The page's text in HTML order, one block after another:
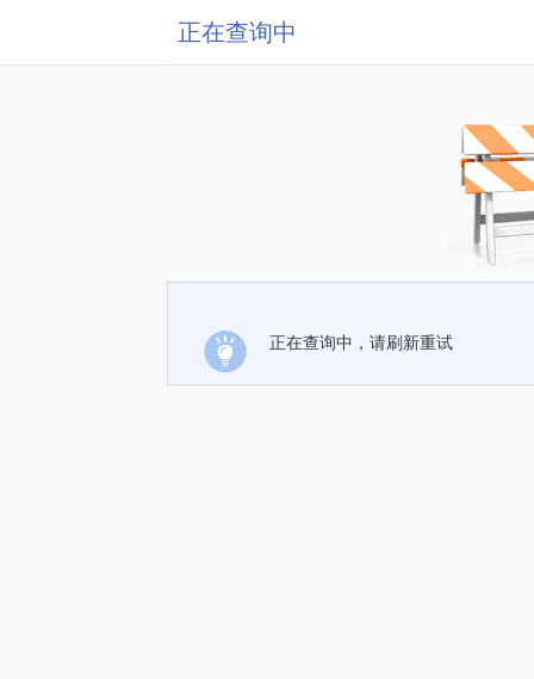
正在查询中
正在查询中，请刷新重试